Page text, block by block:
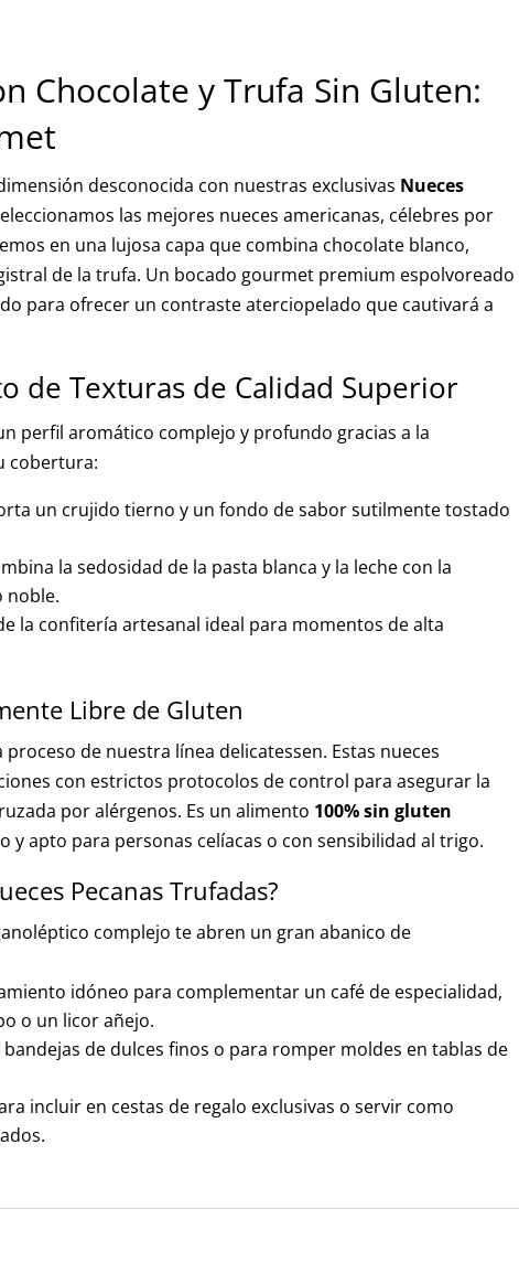
Chocolate y Trufa Sin Gluten:
desconocida con nuestras exclusivas Nueces
las mejores nueces americanas, célebres por
en una lujosa capa que combina chocolate blanco,
de la trufa. Un bocado gourmet premium espolvoreado
para ofrecer un contraste aterciopelado que cautivará a
de Texturas de Calidad Superior
perfil aromático complejo y profundo gracias a la
cobertura:
un crujido tierno y un fondo de sabor sutilmente tostado
la sedosidad de la pasta blanca y la leche con la
noble.
la confitería artesanal ideal para momentos de alta
Libre de Gluten
de nuestra línea delicatessen. Estas nueces
con estrictos protocolos de control para asegurar la
por alérgenos. Es un alimento 100% sin gluten
y apto para personas celíacas o con sensibilidad al trigo.
Pecanas Trufadas?
complejo te abren un gran abanico de
idóneo para complementar un café de especialidad,
o un licor añejo.
bandejas de dulces finos o para romper moldes en tablas de
incluir en cestas de regalo exclusivas o servir como